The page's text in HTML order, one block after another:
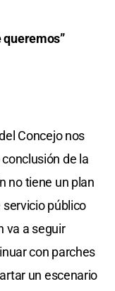
queremos”
Concejo nos
de la
no tiene un plan
público
va a seguir
con parches
un escenario